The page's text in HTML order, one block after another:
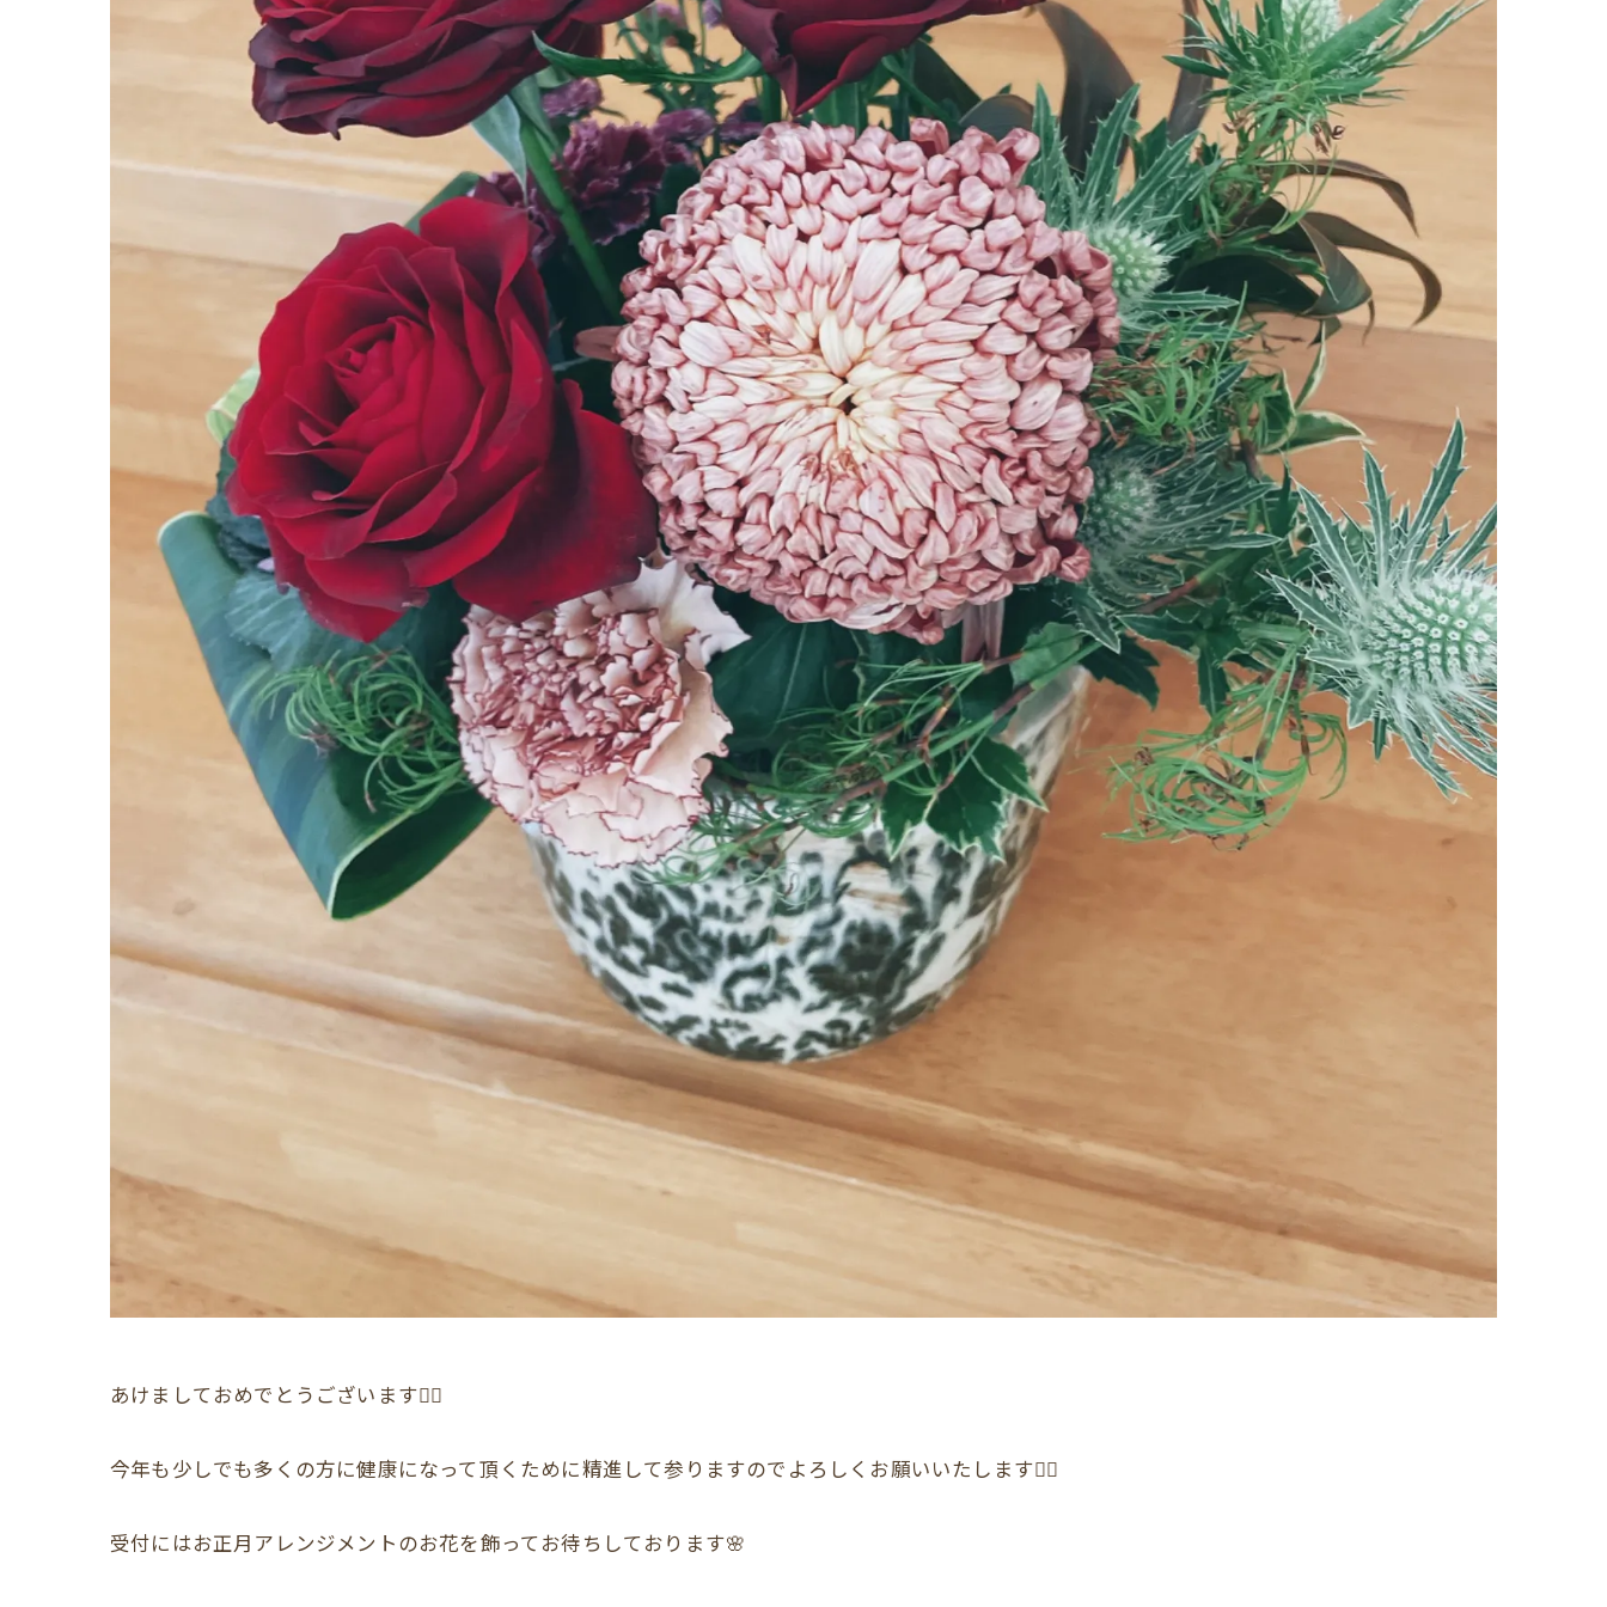
あけましておめでとうございます🙇‍♂️
今年も少しでも多くの方に健康になって頂くために精進して参りますのでよろしくお願いいたします🙇‍♀️
受付にはお正月アレンジメントのお花を飾ってお待ちしております🌸